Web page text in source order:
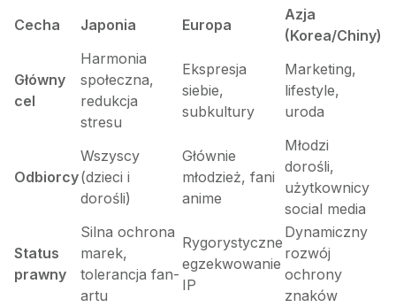
Cecha Japonia Europa
Azja
(Korea/Chiny)
Główny
cel
Harmonia
społeczna,
redukcja
stresu
Ekspresja
siebie,
subkultury
Marketing,
lifestyle,
uroda
Odbiorcy
Wszyscy
(dzieci i
dorośli)
Głównie
młodzież, fani
anime
Młodzi
dorośli,
użytkownicy
social media
Status
prawny
Silna ochrona
marek,
tolerancja fan-
artu
Rygorystyczne
egzekwowanie
IP
Dynamiczny
rozwój
ochrony
znaków